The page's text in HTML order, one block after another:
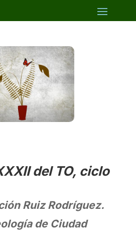
del TO, ciclo
Ruiz Rodríguez.
de Ciudad